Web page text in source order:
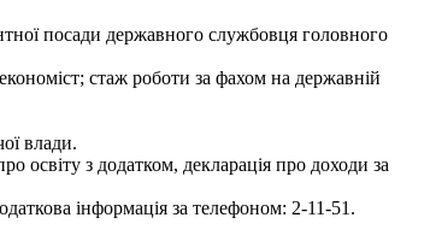
посади державного службовця головного
стаж роботи за фахом на державній
влади.
освіту з додатком, декларація про доходи за
інформація за телефоном: 2-11-51.